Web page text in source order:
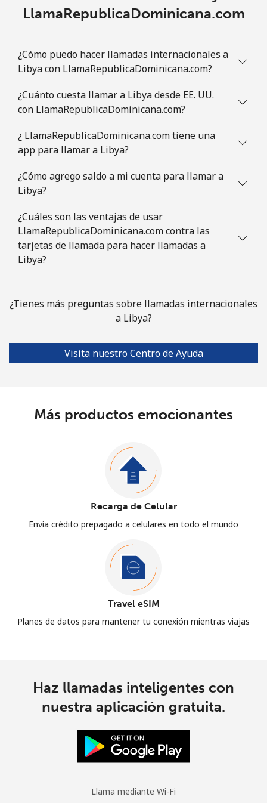
LlamaRepublicaDominicana.com
¿Cómo puedo hacer llamadas internacionales a
Libya con LlamaRepublicaDominicana.com?
¿Cuánto cuesta llamar a Libya desde EE. UU.
con LlamaRepublicaDominicana.com?
¿ LlamaRepublicaDominicana.com tiene una
app para llamar a Libya?
¿Cómo agrego saldo a mi cuenta para llamar a
Libya?
¿Cuáles son las ventajas de usar
LlamaRepublicaDominicana.com contra las
tarjetas de llamada para hacer llamadas a
Libya?
¿Tienes más preguntas sobre llamadas internacionales
a Libya?
Visita nuestro Centro de Ayuda
Más productos emocionantes
Recarga de Celular
Envía crédito prepagado a celulares en todo el mundo
Travel eSIM
Planes de datos para mantener tu conexión mientras viajas
Haz llamadas inteligentes con
nuestra aplicación gratuita.
Llama mediante Wi-Fi